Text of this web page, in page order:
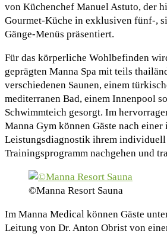
von Küchenchef Manuel Astuto, der
Gourmet-Küche in exklusiven fünf-,
Gänge-Menüs präsentiert.
Für das körperliche Wohlbefinden
geprägten Manna Spa mit teils
verschiedenen Saunen, einem
mediterranen Bad, einem Innenpool
Schwimmteich gesorgt. Im
Manna Gym können Gäste nach
Leistungsdiagnostik ihrem
Trainingsprogramm nachgehen und
©Manna Resort Sauna
Im Manna Medical können Gäste
Leitung von Dr. Anton Obrist von